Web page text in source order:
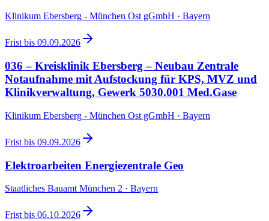
Klinikum Ebersberg - München Ost gGmbH · Bayern
Frist bis 09.09.2026
036 – Kreisklinik Ebersberg – Neubau Zentrale
Notaufnahme mit Aufstockung für KPS, MVZ und
Klinikverwaltung, Gewerk 5030.001 Med.Gase
Klinikum Ebersberg - München Ost gGmbH · Bayern
Frist bis 09.09.2026
Elektroarbeiten Energiezentrale Geo
Staatliches Bauamt München 2 · Bayern
Frist bis 06.10.2026